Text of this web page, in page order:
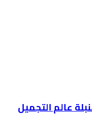
عالم التجميل